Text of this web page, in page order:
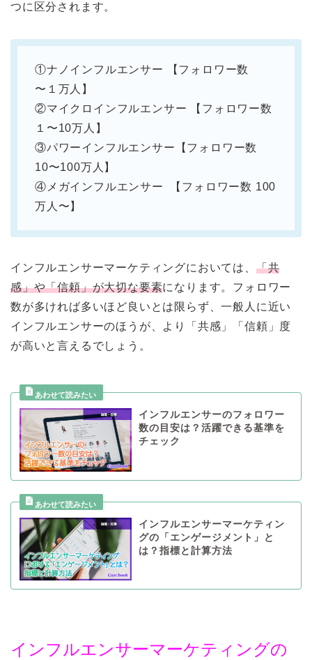
つに区分されます。
①ナノインフルエンサー 【フォロワー数
〜１万人】
②マイクロインフルエンサー 【フォロワー数
１〜10万人】
③パワーインフルエンサー【フォロワー数
10〜100万人】
④メガインフルエンサー 【フォロワー数 100
万人〜】
インフルエンサーマーケティングにおいては、 「共
感」や「信頼」が大切な要素になります。フォロワー
数が多ければ多いほど良いとは限らず、一般人に近い
インフルエンサーのほうが、より「共感」「信頼」度
が高いと言えるでしょう。
インフルエンサーのフォロワー
数の目安は？活躍できる基準を
チェック
インフルエンサーマーケティン
グの「エンゲージメント」と
は？指標と計算方法
インフルエンサーマーケティングの